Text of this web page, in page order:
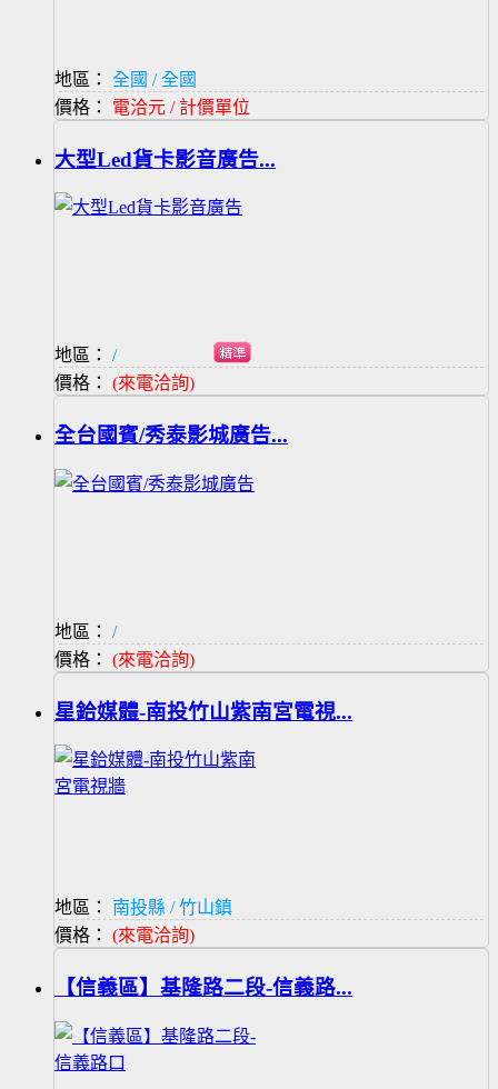
地區：
全國 / 全國
價格： 電洽元 / 計價單位
大型Led貨卡影音廣告...
地區：
/
價格： (來電洽詢)
全台國賓/秀泰影城廣告...
地區：
/
價格： (來電洽詢)
星鉿媒體-南投竹山紫南宮電視...
地區：
南投縣 / 竹山鎮
價格： (來電洽詢)
【信義區】基隆路二段-信義路...